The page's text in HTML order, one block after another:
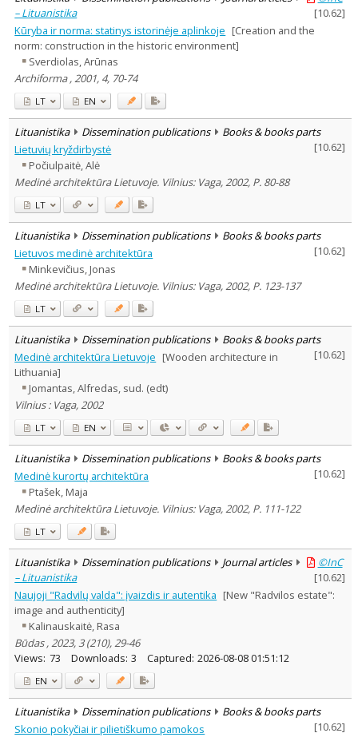
– Lituanistika
[10.62]
Kūryba ir norma: statinys istorinėje aplinkoje [Creation and the
norm: construction in the historic environment]
Sverdiolas, Arūnas
Archiforma , 2001, 4, 70-74
LT EN
Lituanistika Dissemination publications
Books & books parts
[10.62]
Lietuvių kryždirbystė
Počiulpaitė, Alė
Medinė architektūra Lietuvoje. Vilnius: Vaga, 2002, P. 80-88
LT
Lituanistika Dissemination publications
Books & books parts
[10.62]
Lietuvos medinė architektūra
Minkevičius, Jonas
Medinė architektūra Lietuvoje. Vilnius: Vaga, 2002, P. 123-137
LT
Lituanistika Dissemination publications
Books & books parts
[10.62]
Medinė architektūra Lietuvoje [Wooden architecture in
Lithuania]
Jomantas, Alfredas, sud. (edt)
Vilnius : Vaga, 2002
LT EN
Lituanistika Dissemination publications
Books & books parts
[10.62]
Medinė kurortų architektūra
Ptašek, Maja
Medinė architektūra Lietuvoje. Vilnius: Vaga, 2002, P. 111-122
LT
Lituanistika Dissemination publications Journal articles
©InC
– Lituanistika
[10.62]
Naujoji "Radvilų valda": įvaizdis ir autentika [New "Radvilos estate":
image and authenticity]
Kalinauskaitė, Rasa
Būdas , 2023, 3 (210), 29-46
Views: 73 Downloads: 3 Captured: 2026-08-08 01:51:12
EN
Lituanistika Dissemination publications
Books & books parts
[10.62]
Skonio pokyčiai ir pilietiškumo pamokos